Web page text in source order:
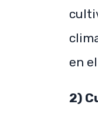
en
2)